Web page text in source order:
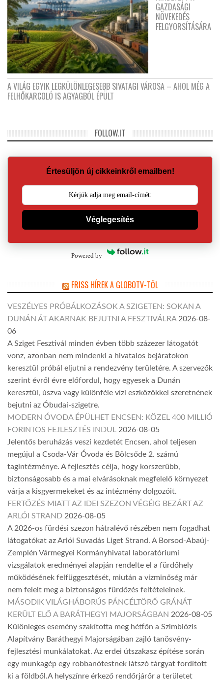
GAZDASÁGI
NÖVEKEDÉS
FELGYORSÍTÁSÁRA
A VILÁG EGYIK LEGKÜLÖNLEGESEBB SIVATAGI VÁROSA – AHOL MÉG A
FELHŐKARCOLÓ IS AGYAGBÓL ÉPÜLT
FOLLOW.IT
Értesüljön új cikkeinkről emailben!
Véglegesítés
Powered by
FRISS HÍREK A GLOBOTV-TŐL
VESZÉLYES PRÓBÁLKOZÁSOK A SZIGETEN: SOKAN A
DUNÁN ÁT AKARNAK BEJUTNI A FESZTIVÁLRA 2026-08-
06
A Sziget Fesztivál minden évben több százezer látogatót
vonz, azonban nem mindenki a hivatalos bejáratokon
keresztül próbál eljutni a rendezvény területére. A szervezők
szerint évről évre előfordul, hogy egyesek a Dunán
keresztül, úszva vagy különféle vízi eszközökkel szeretnének
bejutni az Óbudai-szigetre.
MODERN ÓVODA ÉPÜLHET ENCSEN: KÖZEL 400 MILLIÓ
FORINTOS FEJLESZTÉS INDUL 2026-08-05
Jelentős beruházás veszi kezdetét Encsen, ahol teljesen
megújul a Csoda-Vár Óvoda és Bölcsőde 2. számú
tagintézménye. A fejlesztés célja, hogy korszerűbb,
biztonságosabb és a mai elvárásoknak megfelelő környezet
várja a kisgyermekeket és az intézmény dolgozóit.
FERTŐZÉS MIATT AZ IDEI SZEZON VÉGÉIG BEZÁRT AZ
ARLÓI STRAND 2026-08-05
A 2026-os fürdési szezon hátralévő részében nem fogadhat
látogatókat az Arlói Suvadás Liget Strand. A Borsod-Abaúj-
Zemplén Vármegyei Kormányhivatal laboratóriumi
vizsgálatok eredményei alapján rendelte el a fürdőhely
működésének felfüggesztését, miután a vízminőség már
nem felelt meg a biztonságos fürdőzés feltételeinek.
MÁSODIK VILÁGHÁBORÚS PÁNCÉLTÖRŐ GRÁNÁT
KERÜLT ELŐ A BARÁTHEGYI MAJORSÁGBAN 2026-08-05
Különleges esemény szakította meg hétfőn a Szimbiózis
Alapítvány Baráthegyi Majorságában zajló tanösvény-
fejlesztési munkálatokat. Az erdei útszakasz építése során
egy munkagép egy robbanótestnek látszó tárgyat fordított
ki a földből.A helyszínre érkező rendőrjárőr a területet